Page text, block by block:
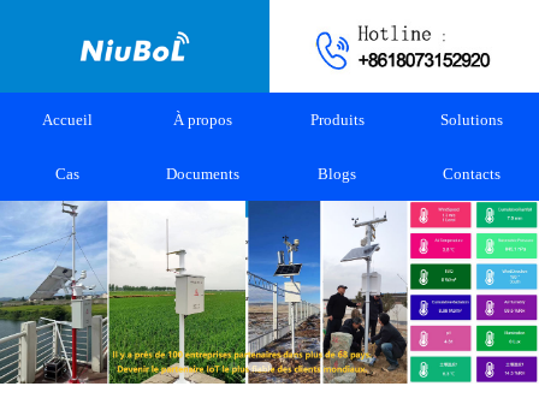
Accueil À propos Produits Solutions
Cas Documents Blogs Contacts